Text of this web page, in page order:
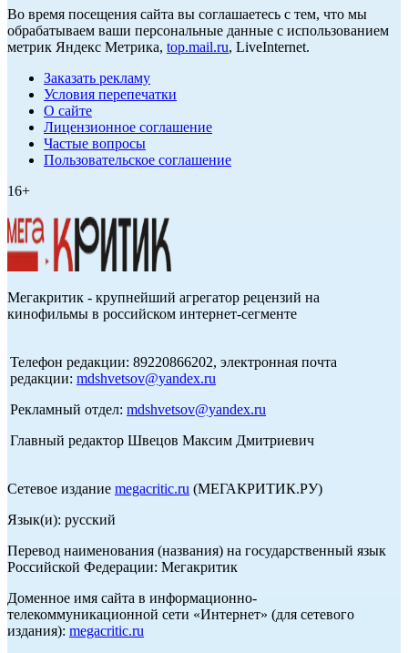
Во время посещения сайта вы соглашаетесь с тем, что мы
обрабатываем ваши персональные данные с использованием
метрик Яндекс Метрика, top.mail.ru, LiveInternet.
Заказать рекламу
Условия перепечатки
О сайте
Лицензионное соглашение
Частые вопросы
Пользовательское соглашение
16+
Мегакритик - крупнейший агрегатор рецензий на
кинофильмы в российском интернет-сегменте
Телефон редакции: 89220866202, электронная почта
редакции: mdshvetsov@yandex.ru
Рекламный отдел: mdshvetsov@yandex.ru
Главный редактор Швецов Максим Дмитриевич
Сетевое издание megacritic.ru (МЕГАКРИТИК.РУ)
Язык(и): русский
Перевод наименования (названия) на государственный язык
Российской Федерации: Мегакритик
Доменное имя сайта в информационно-
телекоммуникационной сети «Интернет» (для сетевого
издания): megacritic.ru